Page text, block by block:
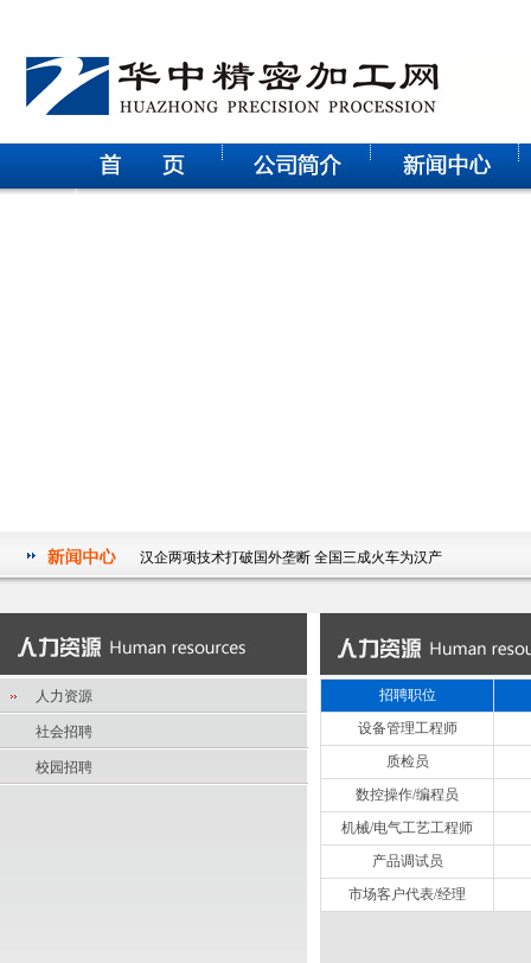
汉企两项技术打破国外垄断 全国三成火车为汉产
祝贺我公司被湖北省经济和信息化委员会授予2011年度湖北省
华中科技大学电气学院研究生参观武汉征原电气有限公司实践
汉企两项技术打破国外垄断 全国三成火车为汉产
祝贺我公司被湖北省经济和信息化委员会授予2011年度湖北省
信息化和工业化融合试点示范企业
人力资源
社会招聘
校园招聘
招聘职位
设备管理工程师
质检员
数控操作/编程员
机械/电气工艺工程师
产品调试员
市场客户代表/经理